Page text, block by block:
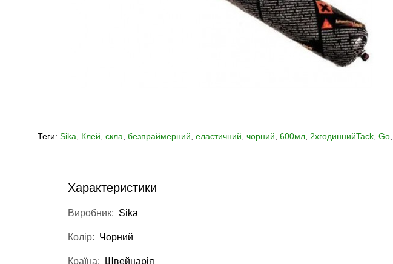
Теги: Sika Клей скла безпраймерний еластичний чорний 600мл 2хгодиннийTack Go
Характеристики
Виробник: Sika
Колір: Чорний
Країна: Швейцарія